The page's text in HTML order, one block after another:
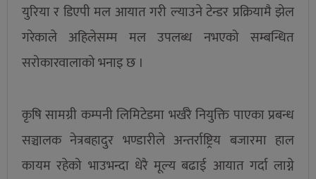
युरिया र डिएपी मल आयात गरी ल्याउने टेन्डर प्रक्रियामै झेल
गरेकाले अहिलेसम्म मल उपलब्ध नभएको सम्बन्धित
सरोकारवालाको भनाइ छ ।
कृषि सामग्री कम्पनी लिमिटेडमा भर्खरै नियुक्ति पाएका प्रबन्ध
सञ्चालक नेत्रबहादुर भण्डारीले अन्तर्राष्ट्रिय बजारमा हाल
कायम रहेको भाउभन्दा धेरै मूल्य बढाई आयात गर्दा लाग्ने